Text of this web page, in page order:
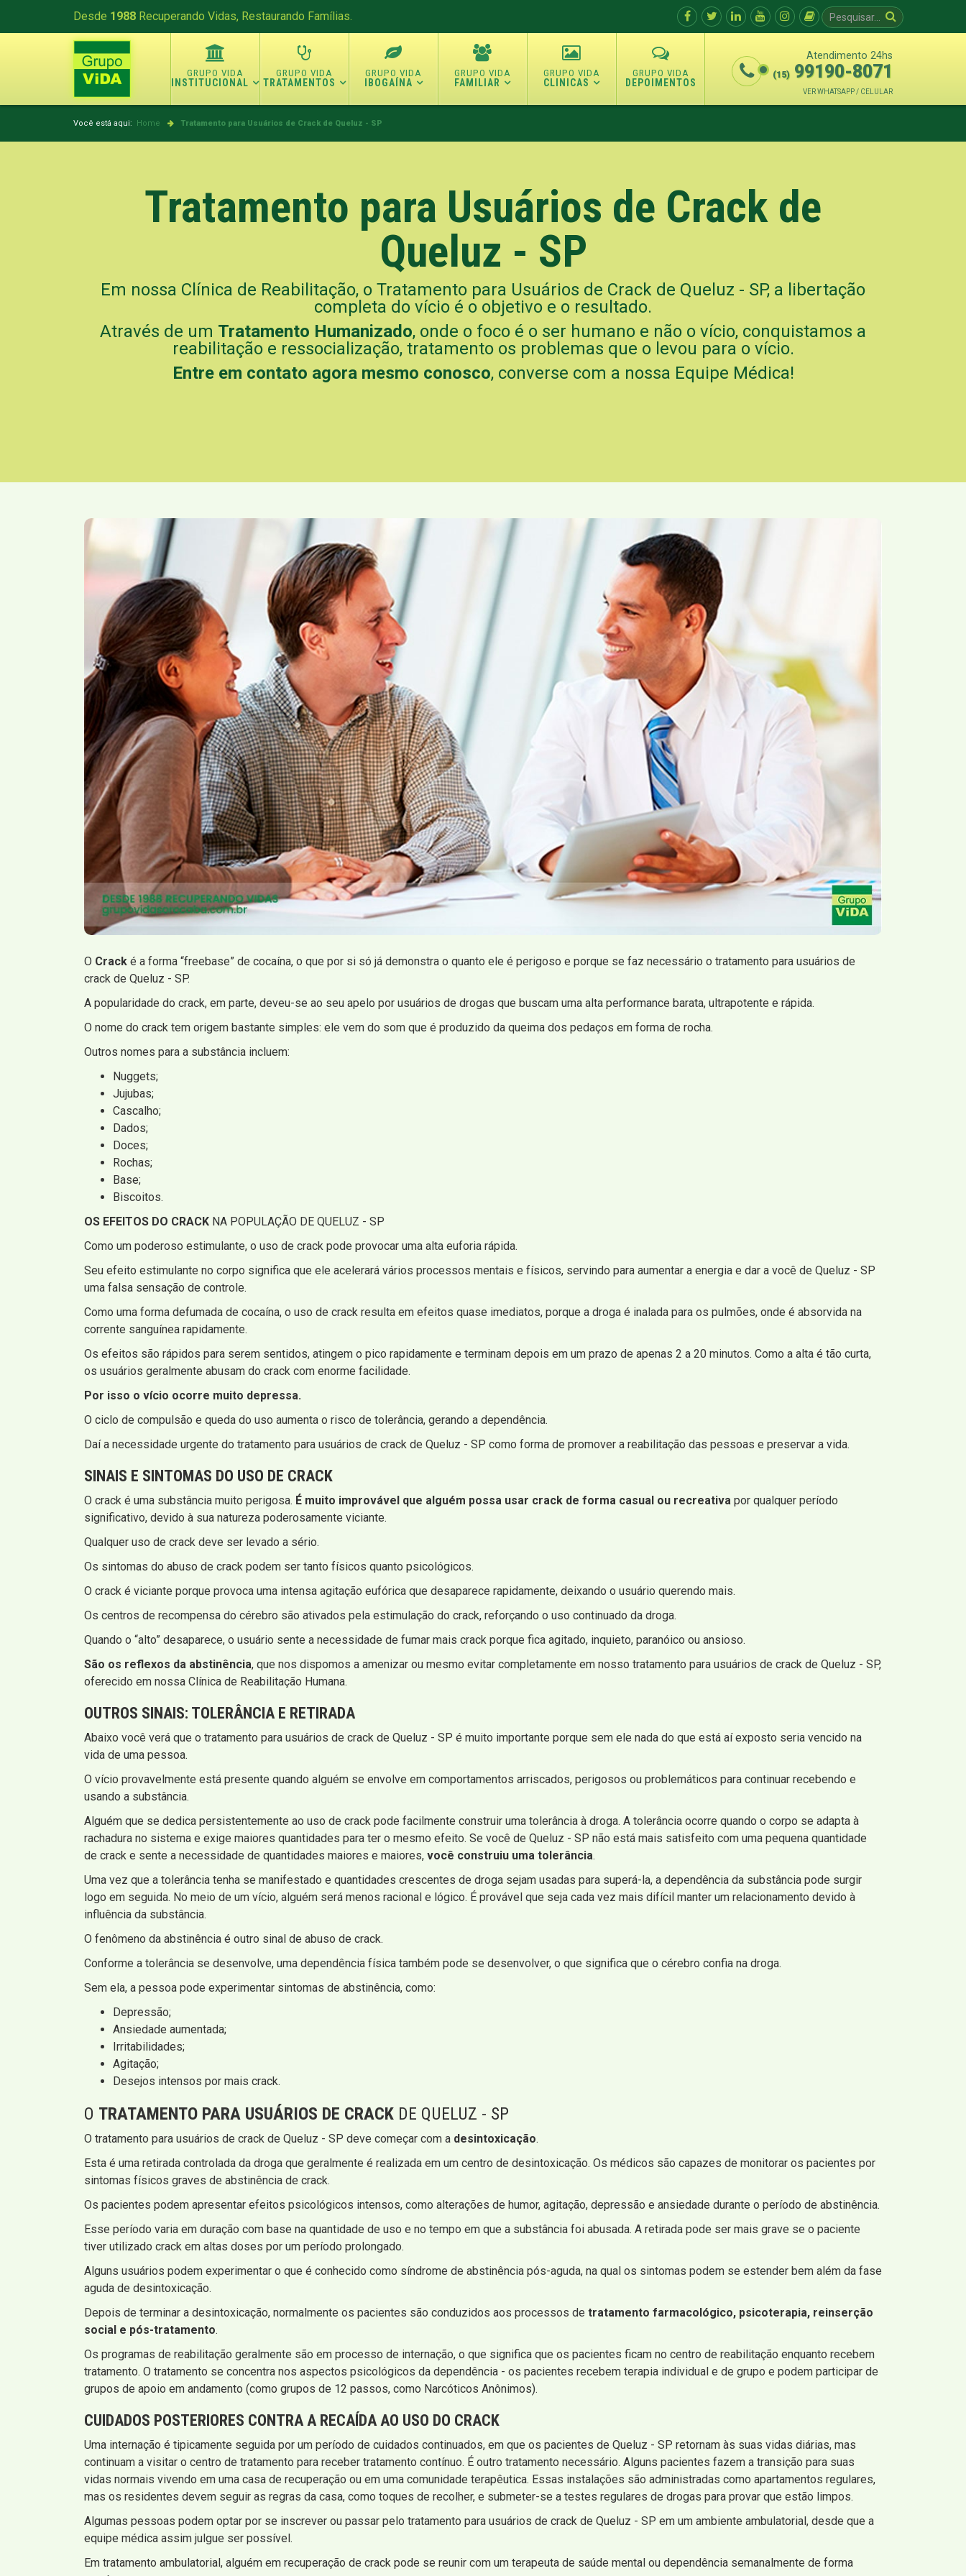
Desde 1988 Recuperando Vidas, Restaurando Famílias.
INSTITUCIONAL TRATAMENTOS IBOGAÍNA FAMILIAR CLINICAS DEPOIMENTOS
Atendimento 24hs
(15) 99190-8071
VER WHATSAPP / CELULAR
Você está aqui: Home Tratamento para Usuários de Crack de Queluz - SP
Tratamento para Usuários de Crack de
Queluz - SP
Em nossa Clínica de Reabilitação, o Tratamento para Usuários de Crack de Queluz - SP, a libertação
completa do vício é o objetivo e o resultado.
Através de um Tratamento Humanizado, onde o foco é o ser humano e não o vício, conquistamos a
reabilitação e ressocialização, tratamento os problemas que o levou para o vício.
Entre em contato agora mesmo conosco, converse com a nossa Equipe Médica!
O Crack é a forma “freebase” de cocaína, o que por si só já demonstra o quanto ele é perigoso e porque se faz necessário o tratamento para usuários de
crack de Queluz - SP.
A popularidade do crack, em parte, deveu-se ao seu apelo por usuários de drogas que buscam uma alta performance barata, ultrapotente e rápida.
O nome do crack tem origem bastante simples: ele vem do som que é produzido da queima dos pedaços em forma de rocha.
Outros nomes para a substância incluem:
Nuggets;
Jujubas;
Cascalho;
Dados;
Doces;
Rochas;
Base;
Biscoitos.
OS EFEITOS DO CRACK NA POPULAÇÃO DE QUELUZ - SP
Como um poderoso estimulante, o uso de crack pode provocar uma alta euforia rápida.
Seu efeito estimulante no corpo significa que ele acelerará vários processos mentais e físicos, servindo para aumentar a energia e dar a você de Queluz - SP
uma falsa sensação de controle.
Como uma forma defumada de cocaína, o uso de crack resulta em efeitos quase imediatos, porque a droga é inalada para os pulmões, onde é absorvida na
corrente sanguínea rapidamente.
Os efeitos são rápidos para serem sentidos, atingem o pico rapidamente e terminam depois em um prazo de apenas 2 a 20 minutos. Como a alta é tão curta,
os usuários geralmente abusam do crack com enorme facilidade.
Por isso o vício ocorre muito depressa.
O ciclo de compulsão e queda do uso aumenta o risco de tolerância, gerando a dependência.
Daí a necessidade urgente do tratamento para usuários de crack de Queluz - SP como forma de promover a reabilitação das pessoas e preservar a vida.
SINAIS E SINTOMAS DO USO DE CRACK
O crack é uma substância muito perigosa. É muito improvável que alguém possa usar crack de forma casual ou recreativa por qualquer período
significativo, devido à sua natureza poderosamente viciante.
Qualquer uso de crack deve ser levado a sério.
Os sintomas do abuso de crack podem ser tanto físicos quanto psicológicos.
O crack é viciante porque provoca uma intensa agitação eufórica que desaparece rapidamente, deixando o usuário querendo mais.
Os centros de recompensa do cérebro são ativados pela estimulação do crack, reforçando o uso continuado da droga.
Quando o “alto” desaparece, o usuário sente a necessidade de fumar mais crack porque fica agitado, inquieto, paranóico ou ansioso.
São os reflexos da abstinência, que nos dispomos a amenizar ou mesmo evitar completamente em nosso tratamento para usuários de crack de Queluz - SP,
oferecido em nossa Clínica de Reabilitação Humana.
OUTROS SINAIS: TOLERÂNCIA E RETIRADA
Abaixo você verá que o tratamento para usuários de crack de Queluz - SP é muito importante porque sem ele nada do que está aí exposto seria vencido na
vida de uma pessoa.
O vício provavelmente está presente quando alguém se envolve em comportamentos arriscados, perigosos ou problemáticos para continuar recebendo e
usando a substância.
Alguém que se dedica persistentemente ao uso de crack pode facilmente construir uma tolerância à droga. A tolerância ocorre quando o corpo se adapta à
rachadura no sistema e exige maiores quantidades para ter o mesmo efeito. Se você de Queluz - SP não está mais satisfeito com uma pequena quantidade
de crack e sente a necessidade de quantidades maiores e maiores, você construiu uma tolerância.
Uma vez que a tolerância tenha se manifestado e quantidades crescentes de droga sejam usadas para superá-la, a dependência da substância pode surgir
logo em seguida. No meio de um vício, alguém será menos racional e lógico. É provável que seja cada vez mais difícil manter um relacionamento devido à
influência da substância.
O fenômeno da abstinência é outro sinal de abuso de crack.
Conforme a tolerância se desenvolve, uma dependência física também pode se desenvolver, o que significa que o cérebro confia na droga.
Sem ela, a pessoa pode experimentar sintomas de abstinência, como:
Depressão;
Ansiedade aumentada;
Irritabilidades;
Agitação;
Desejos intensos por mais crack.
O TRATAMENTO PARA USUÁRIOS DE CRACK DE QUELUZ - SP
O tratamento para usuários de crack de Queluz - SP deve começar com a desintoxicação.
Esta é uma retirada controlada da droga que geralmente é realizada em um centro de desintoxicação. Os médicos são capazes de monitorar os pacientes por
sintomas físicos graves de abstinência de crack.
Os pacientes podem apresentar efeitos psicológicos intensos, como alterações de humor, agitação, depressão e ansiedade durante o período de abstinência.
Esse período varia em duração com base na quantidade de uso e no tempo em que a substância foi abusada. A retirada pode ser mais grave se o paciente
tiver utilizado crack em altas doses por um período prolongado.
Alguns usuários podem experimentar o que é conhecido como síndrome de abstinência pós-aguda, na qual os sintomas podem se estender bem além da fase
aguda de desintoxicação.
Depois de terminar a desintoxicação, normalmente os pacientes são conduzidos aos processos de tratamento farmacológico, psicoterapia, reinserção
social e pós-tratamento.
Os programas de reabilitação geralmente são em processo de internação, o que significa que os pacientes ficam no centro de reabilitação enquanto recebem
tratamento. O tratamento se concentra nos aspectos psicológicos da dependência - os pacientes recebem terapia individual e de grupo e podem participar de
grupos de apoio em andamento (como grupos de 12 passos, como Narcóticos Anônimos).
CUIDADOS POSTERIORES CONTRA A RECAÍDA AO USO DO CRACK
Uma internação é tipicamente seguida por um período de cuidados continuados, em que os pacientes de Queluz - SP retornam às suas vidas diárias, mas
continuam a visitar o centro de tratamento para receber tratamento contínuo. É outro tratamento necessário. Alguns pacientes fazem a transição para suas
vidas normais vivendo em uma casa de recuperação ou em uma comunidade terapêutica. Essas instalações são administradas como apartamentos regulares,
mas os residentes devem seguir as regras da casa, como toques de recolher, e submeter-se a testes regulares de drogas para provar que estão limpos.
Algumas pessoas podem optar por se inscrever ou passar pelo tratamento para usuários de crack de Queluz - SP em um ambiente ambulatorial, desde que a
equipe médica assim julgue ser possível.
Em tratamento ambulatorial, alguém em recuperação de crack pode se reunir com um terapeuta de saúde mental ou dependência semanalmente de forma